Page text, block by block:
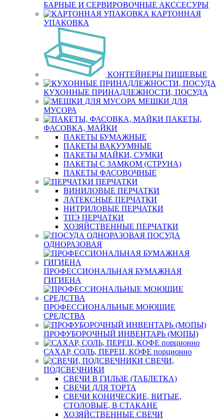
БАРНЫЕ И СЕРВИРОВОЧНЫЕ АКССЕСУРЫ
КАРТОННАЯ
УПАКОВКА
КОНТЕЙНЕРЫ ПИЩЕВЫЕ
КУХОННЫЕ ПРИНАДЛЕЖНОСТИ, ПОСУДА
МЕШКИ ДЛЯ
МУСОРА
ПАКЕТЫ,
ФАСОВКА, МАЙКИ
ПАКЕТЫ БУМАЖНЫЕ
ПАКЕТЫ ВАКУУМНЫЕ
ПАКЕТЫ МАЙКИ, СУМКИ
ПАКЕТЫ С ЗАМКОМ (СТРУНА)
ПАКЕТЫ ФАСОВОЧНЫЕ
ПЕРЧАТКИ
ВИНИЛОВЫЕ ПЕРЧАТКИ
ЛАТЕКСНЫЕ ПЕРЧАТКИ
НИТРИЛОВЫЕ ПЕРЧАТКИ
ТПЭ ПЕРЧАТКИ
ХОЗЯЙСТВЕННЫЕ ПЕРЧАТКИ
ПОСУДА
ОДНОРАЗОВАЯ
ПРОФЕССИОНАЛЬНАЯ БУМАЖНАЯ
ГИГИЕНА
ПРОФЕССИОНАЛЬНЫЕ МОЮЩИЕ
СРЕДСТВА
ПРОФУБОРОЧНЫЙ ИНВЕНТАРЬ (МОПЫ)
САХАР, СОЛЬ, ПЕРЕЦ, КОФЕ порционно
СВЕЧИ,
ПОДСВЕЧНИКИ
СВЕЧИ В ГИЛЬЗЕ (ТАБЛЕТКА)
СВЕЧИ ДЛЯ ТОРТА
СВЕЧИ КОНИЧЕСКИЕ, ВИТЫЕ,
СТОЛОВЫЕ, В СТАКАНЕ
ХОЗЯЙСТВЕННЫЕ СВЕЧИ